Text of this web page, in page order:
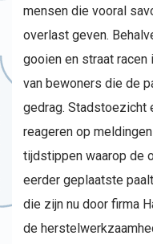
mensen die vooral
overlast geven.
gooien en straat
van bewoners die de
gedrag. Stadstoezicht
reageren op
tijdstippen waarop de
eerder geplaatste
die zijn nu door firma
de